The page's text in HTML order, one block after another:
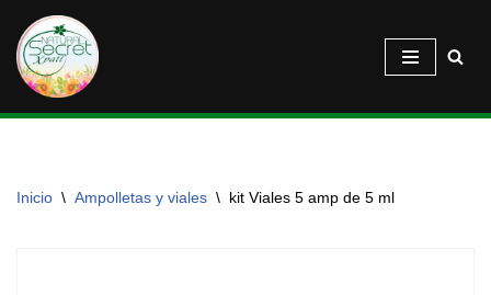
Saltar
al
contenido
Inicio \ Ampolletas y viales \ kit Viales 5 amp de 5 ml